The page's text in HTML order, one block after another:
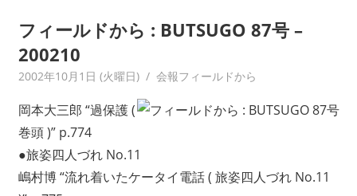
風
俗
を
ィ
ー
ル
ド
ワ
フィールドから : BUTSUGO 87号 –
200210
2002年10月1日 (火曜日) yagaiken
会報フィールドから
岡本大三郎 “過保護 (
巻頭 )” p.774
●旅姿四人づれ No.11
嶋村博 “流れ着いたケータイ電話 ( 旅姿四人づれ No.11